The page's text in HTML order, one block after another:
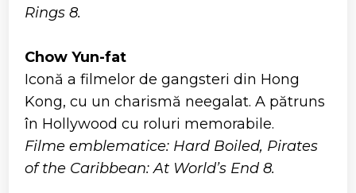
Rings 8.
Chow Yun-fat
Iconă a filmelor de gangsteri din Hong
Kong, cu un charismă neegalat. A pătruns
în Hollywood cu roluri memorabile.
Filme emblematice: Hard Boiled, Pirates
of the Caribbean: At World’s End 8.